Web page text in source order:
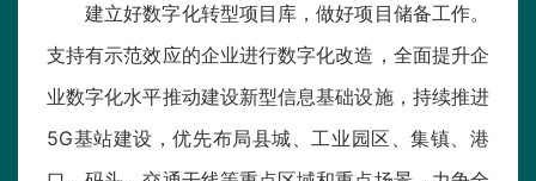
建立好数字化转型项目库，做好项目储备工作。
支持有示范效应的企业进行数字化改造，全面提升企
业数字化水平推动建设新型信息基础设施，持续推进
5G基站建设，优先布局县城、工业园区、集镇、港